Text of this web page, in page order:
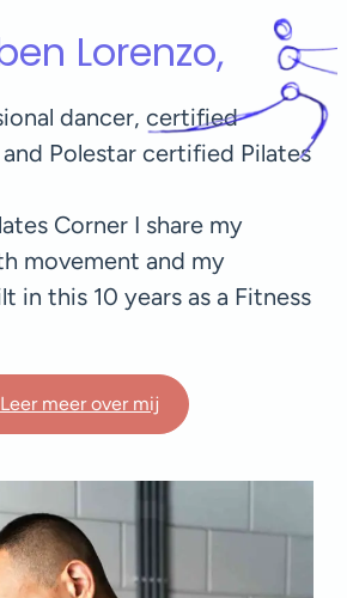
Lorenzo,
dancer, certified
Polestar certified Pilates
Corner I share my
movement and my
in this 10 years as a Fitness
Leer meer over mij